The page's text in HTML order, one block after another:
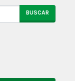
BUSCAR